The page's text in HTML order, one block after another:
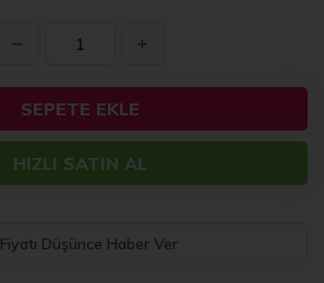
SEPETE EKLE
HIZLI SATIN AL
Fiyatı Düşünce Haber Ver